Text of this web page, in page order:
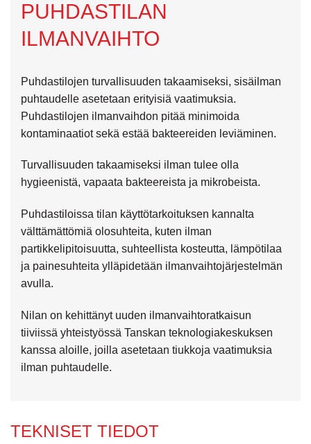
PUHDASTILAN
ILMANVAIHTO
Puhdastilojen turvallisuuden takaamiseksi, sisäilman
puhtaudelle asetetaan erityisiä vaatimuksia.
Puhdastilojen ilmanvaihdon pitää minimoida
kontaminaatiot sekä estää bakteereiden leviäminen.
Turvallisuuden takaamiseksi ilman tulee olla
hygieenistä, vapaata bakteereista ja mikrobeista.
Puhdastiloissa tilan käyttötarkoituksen kannalta
välttämättömiä olosuhteita, kuten ilman
partikkelipitoisuutta, suhteellista kosteutta, lämpötilaa
ja painesuhteita ylläpidetään ilmanvaihtojärjestelmän
avulla.
Nilan on kehittänyt uuden ilmanvaihtoratkaisun
tiiviissä yhteistyössä Tanskan teknologiakeskuksen
kanssa aloille, joilla asetetaan tiukkoja vaatimuksia
ilman puhtaudelle.
TEKNISET TIEDOT